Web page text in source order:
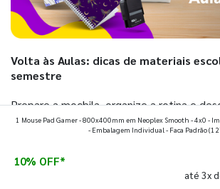
Volta às Aulas: dicas de materiais
semestre
Prepare a mochila, organize a rotina e
que fazem toda diferença para começar o
1 Mouse Pad Gamer - 800x400mm em Neoplex Smooth - 4x0 -
- Embalagem Individual - Faca Padrão
10% OFF*
até 3x